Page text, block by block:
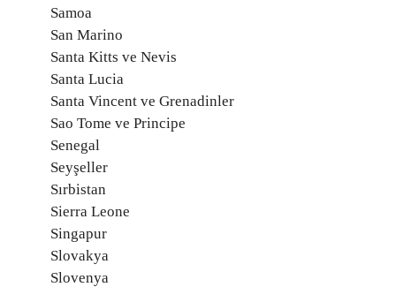
Samoa
San Marino
Santa Kitts ve Nevis
Santa Lucia
Santa Vincent ve Grenadinler
Sao Tome ve Principe
Senegal
Seyşeller
Sırbistan
Sierra Leone
Singapur
Slovakya
Slovenya